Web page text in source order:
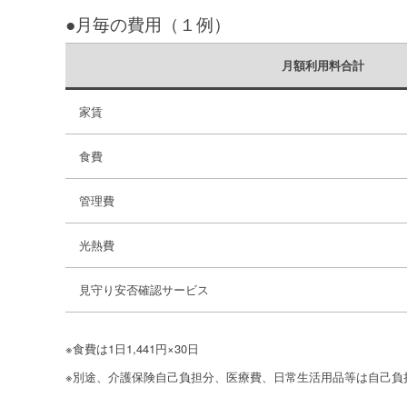
●月毎の費用（１例）
月額利用料合計
家賃
食費
管理費
光熱費
見守り安否確認サービス
※食費は1日1,441円×30日
※別途、介護保険自己負担分、医療費、日常生活用品等は自己